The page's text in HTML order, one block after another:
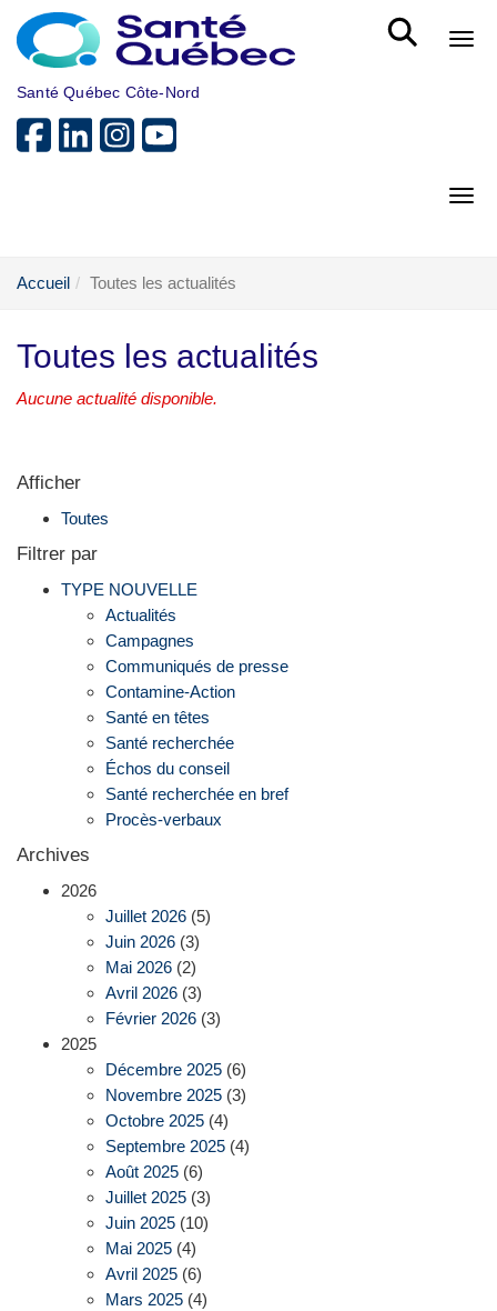
Aller au menu principal
Santé Québec Côte-Nord
Accueil Toutes les actualités
Toutes les actualités
Aucune actualité disponible.
Afficher
Toutes
Filtrer par
TYPE NOUVELLE
Actualités
Campagnes
Communiqués de presse
Contamine-Action
Santé en têtes
Santé recherchée
Échos du conseil
Santé recherchée en bref
Procès-verbaux
Archives
2026
Juillet 2026 (5)
Juin 2026 (3)
Mai 2026 (2)
Avril 2026 (3)
Février 2026 (3)
2025
Décembre 2025 (6)
Novembre 2025 (3)
Octobre 2025 (4)
Septembre 2025 (4)
Août 2025 (6)
Juillet 2025 (3)
Juin 2025 (10)
Mai 2025 (4)
Avril 2025 (6)
Mars 2025 (4)